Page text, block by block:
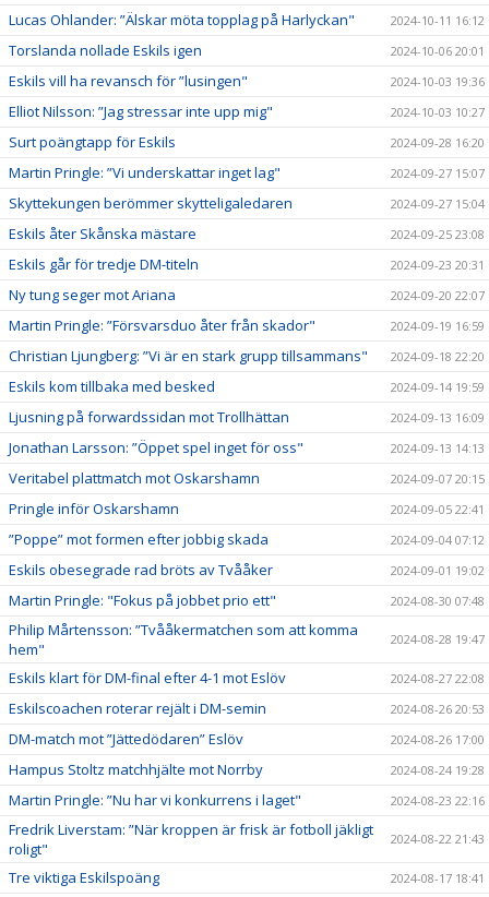
Lucas Ohlander: ”Älskar möta topplag på Harlyckan" 2024-10-11 16:12
Torslanda nollade Eskils igen 2024-10-06 20:01
Eskils vill ha revansch för ”lusingen" 2024-10-03 19:36
Elliot Nilsson: ”Jag stressar inte upp mig" 2024-10-03 10:27
Surt poängtapp för Eskils 2024-09-28 16:20
Martin Pringle: ”Vi underskattar inget lag" 2024-09-27 15:07
Skyttekungen berömmer skytteligaledaren 2024-09-27 15:04
Eskils åter Skånska mästare 2024-09-25 23:08
Eskils går för tredje DM-titeln 2024-09-23 20:31
Ny tung seger mot Ariana 2024-09-20 22:07
Martin Pringle: ”Försvarsduo åter från skador" 2024-09-19 16:59
Christian Ljungberg: ”Vi är en stark grupp tillsammans" 2024-09-18 22:20
Eskils kom tillbaka med besked 2024-09-14 19:59
Ljusning på forwardssidan mot Trollhättan 2024-09-13 16:09
Jonathan Larsson: ”Öppet spel inget för oss" 2024-09-13 14:13
Veritabel plattmatch mot Oskarshamn 2024-09-07 20:15
Pringle inför Oskarshamn 2024-09-05 22:41
”Poppe” mot formen efter jobbig skada 2024-09-04 07:12
Eskils obesegrade rad bröts av Tvååker 2024-09-01 19:02
Martin Pringle: "Fokus på jobbet prio ett" 2024-08-30 07:48
Philip Mårtensson: ”Tvååkermatchen som att komma
hem"
2024-08-28 19:47
Eskils klart för DM-final efter 4-1 mot Eslöv 2024-08-27 22:08
Eskilscoachen roterar rejält i DM-semin 2024-08-26 20:53
DM-match mot ”Jättedödaren” Eslöv 2024-08-26 17:00
Hampus Stoltz matchhjälte mot Norrby 2024-08-24 19:28
Martin Pringle: ”Nu har vi konkurrens i laget" 2024-08-23 22:16
Fredrik Liverstam: ”När kroppen är frisk är fotboll jäkligt
roligt"
2024-08-22 21:43
Tre viktiga Eskilspoäng 2024-08-17 18:41